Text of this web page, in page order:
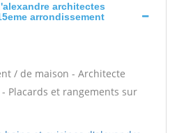
architectes
arrondissement
/ de maison - Architecte
Placards et rangements sur